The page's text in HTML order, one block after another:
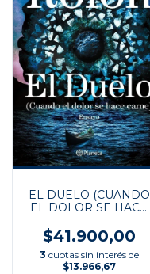
EL DUELO (CUANDO
EL DOLOR SE HACE
$41.900,00
3 cuotas sin interés de
$13.966,67